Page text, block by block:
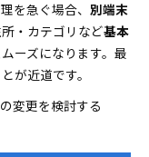
を急ぐ場合、 別端末
・カテゴリなど基本
ーズになります。最
が近道です。
変更を検討する